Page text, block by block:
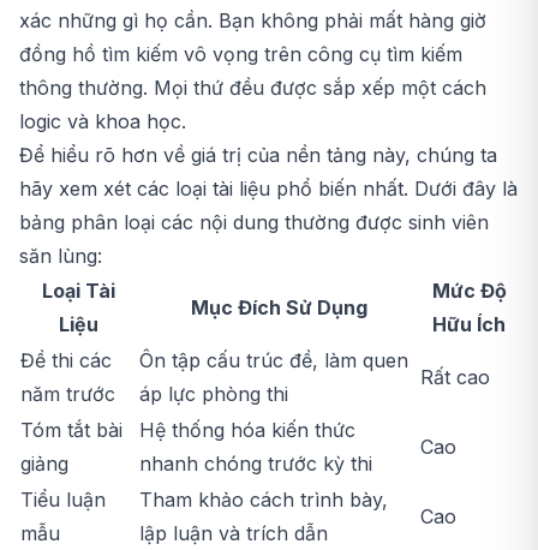
xác những gì họ cần. Bạn không phải mất hàng giờ
đồng hồ tìm kiếm vô vọng trên công cụ tìm kiếm
thông thường. Mọi thứ đều được sắp xếp một cách
logic và khoa học.
Để hiểu rõ hơn về giá trị của nền tảng này, chúng ta
hãy xem xét các loại tài liệu phổ biến nhất. Dưới đây là
bảng phân loại các nội dung thường được sinh viên
săn lùng:
Loại Tài
Liệu
Mục Đích Sử Dụng
Mức Độ
Hữu Ích
Đề thi các
năm trước
Ôn tập cấu trúc đề, làm quen
áp lực phòng thi
Rất cao
Tóm tắt bài
giảng
Hệ thống hóa kiến thức
nhanh chóng trước kỳ thi
Cao
Tiểu luận
mẫu
Tham khảo cách trình bày,
lập luận và trích dẫn
Cao